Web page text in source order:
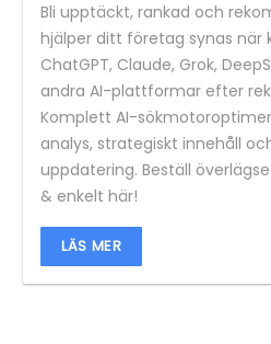
Bli upptäckt, rankad och
hjälper ditt företag synas när
ChatGPT, Claude, Grok,
andra AI-plattformar efter
Komplett AI-
analys, strategiskt innehåll
uppdatering. Beställ
& enkelt här!
LÄS MER